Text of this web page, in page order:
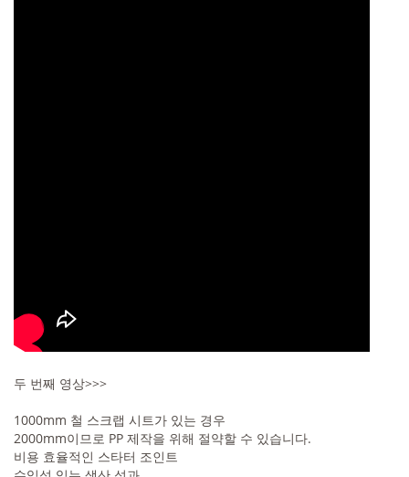
두 번째 영상>>>
1000mm 철 스크랩 시트가 있는 경우
2000mm이므로 PP 제작을 위해 절약할 수 있습니다.
비용 효율적인 스타터 조인트